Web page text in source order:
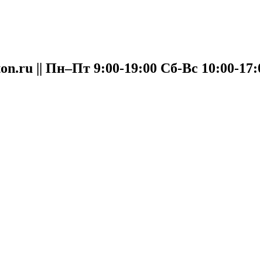
|| Пн–Пт 9:00-19:00 Сб-Вс 10:00-